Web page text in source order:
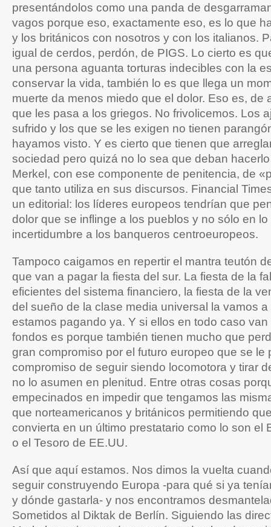
presentándolos como una panda de
vagos porque eso, exactamente eso, es lo que
y los británicos con nosotros y con los italianos.
igual de cerdos, perdón, de PIGS. Lo cierto es
una persona aguanta torturas indecibles con la
conservar la vida, también lo es que llega un
muerte da menos miedo que el dolor. Eso es, de
que les pasa a los griegos. No frivolicemos. Los
sufrido y los que se les exigen no tienen
hayamos visto. Y es cierto que tienen que
sociedad pero quizá no lo sea que deban
Merkel, con ese componente de penitencia, de
que tanto utiliza en sus discursos. Financial
un editorial: los líderes europeos tendrían que
dolor que se inflinge a los pueblos y no sólo en
incertidumbre a los banqueros centroeuropeos.
Tampoco caigamos en repertir el mantra teutón
que van a pagar la fiesta del sur. La fiesta de la
eficientes del sistema financiero, la fiesta de la
del sueño de la clase media universal la vamos
estamos pagando ya. Y si ellos en todo caso
fondos es porque también tienen mucho que
gran compromiso por el futuro europeo que se le
compromiso de seguir siendo locomotora y tirar
no lo asumen en plenitud. Entre otras cosas
empecinados en impedir que tengamos las
que norteamericanos y británicos permitiendo
convierta en un último prestatario como lo son el
o el Tesoro de EE.UU.
Así que aquí estamos. Nos dimos la vuelta
seguir construyendo Europa -para qué si ya
y dónde gastarla- y nos encontramos
Sometidos al Diktak de Berlín. Siguiendo las